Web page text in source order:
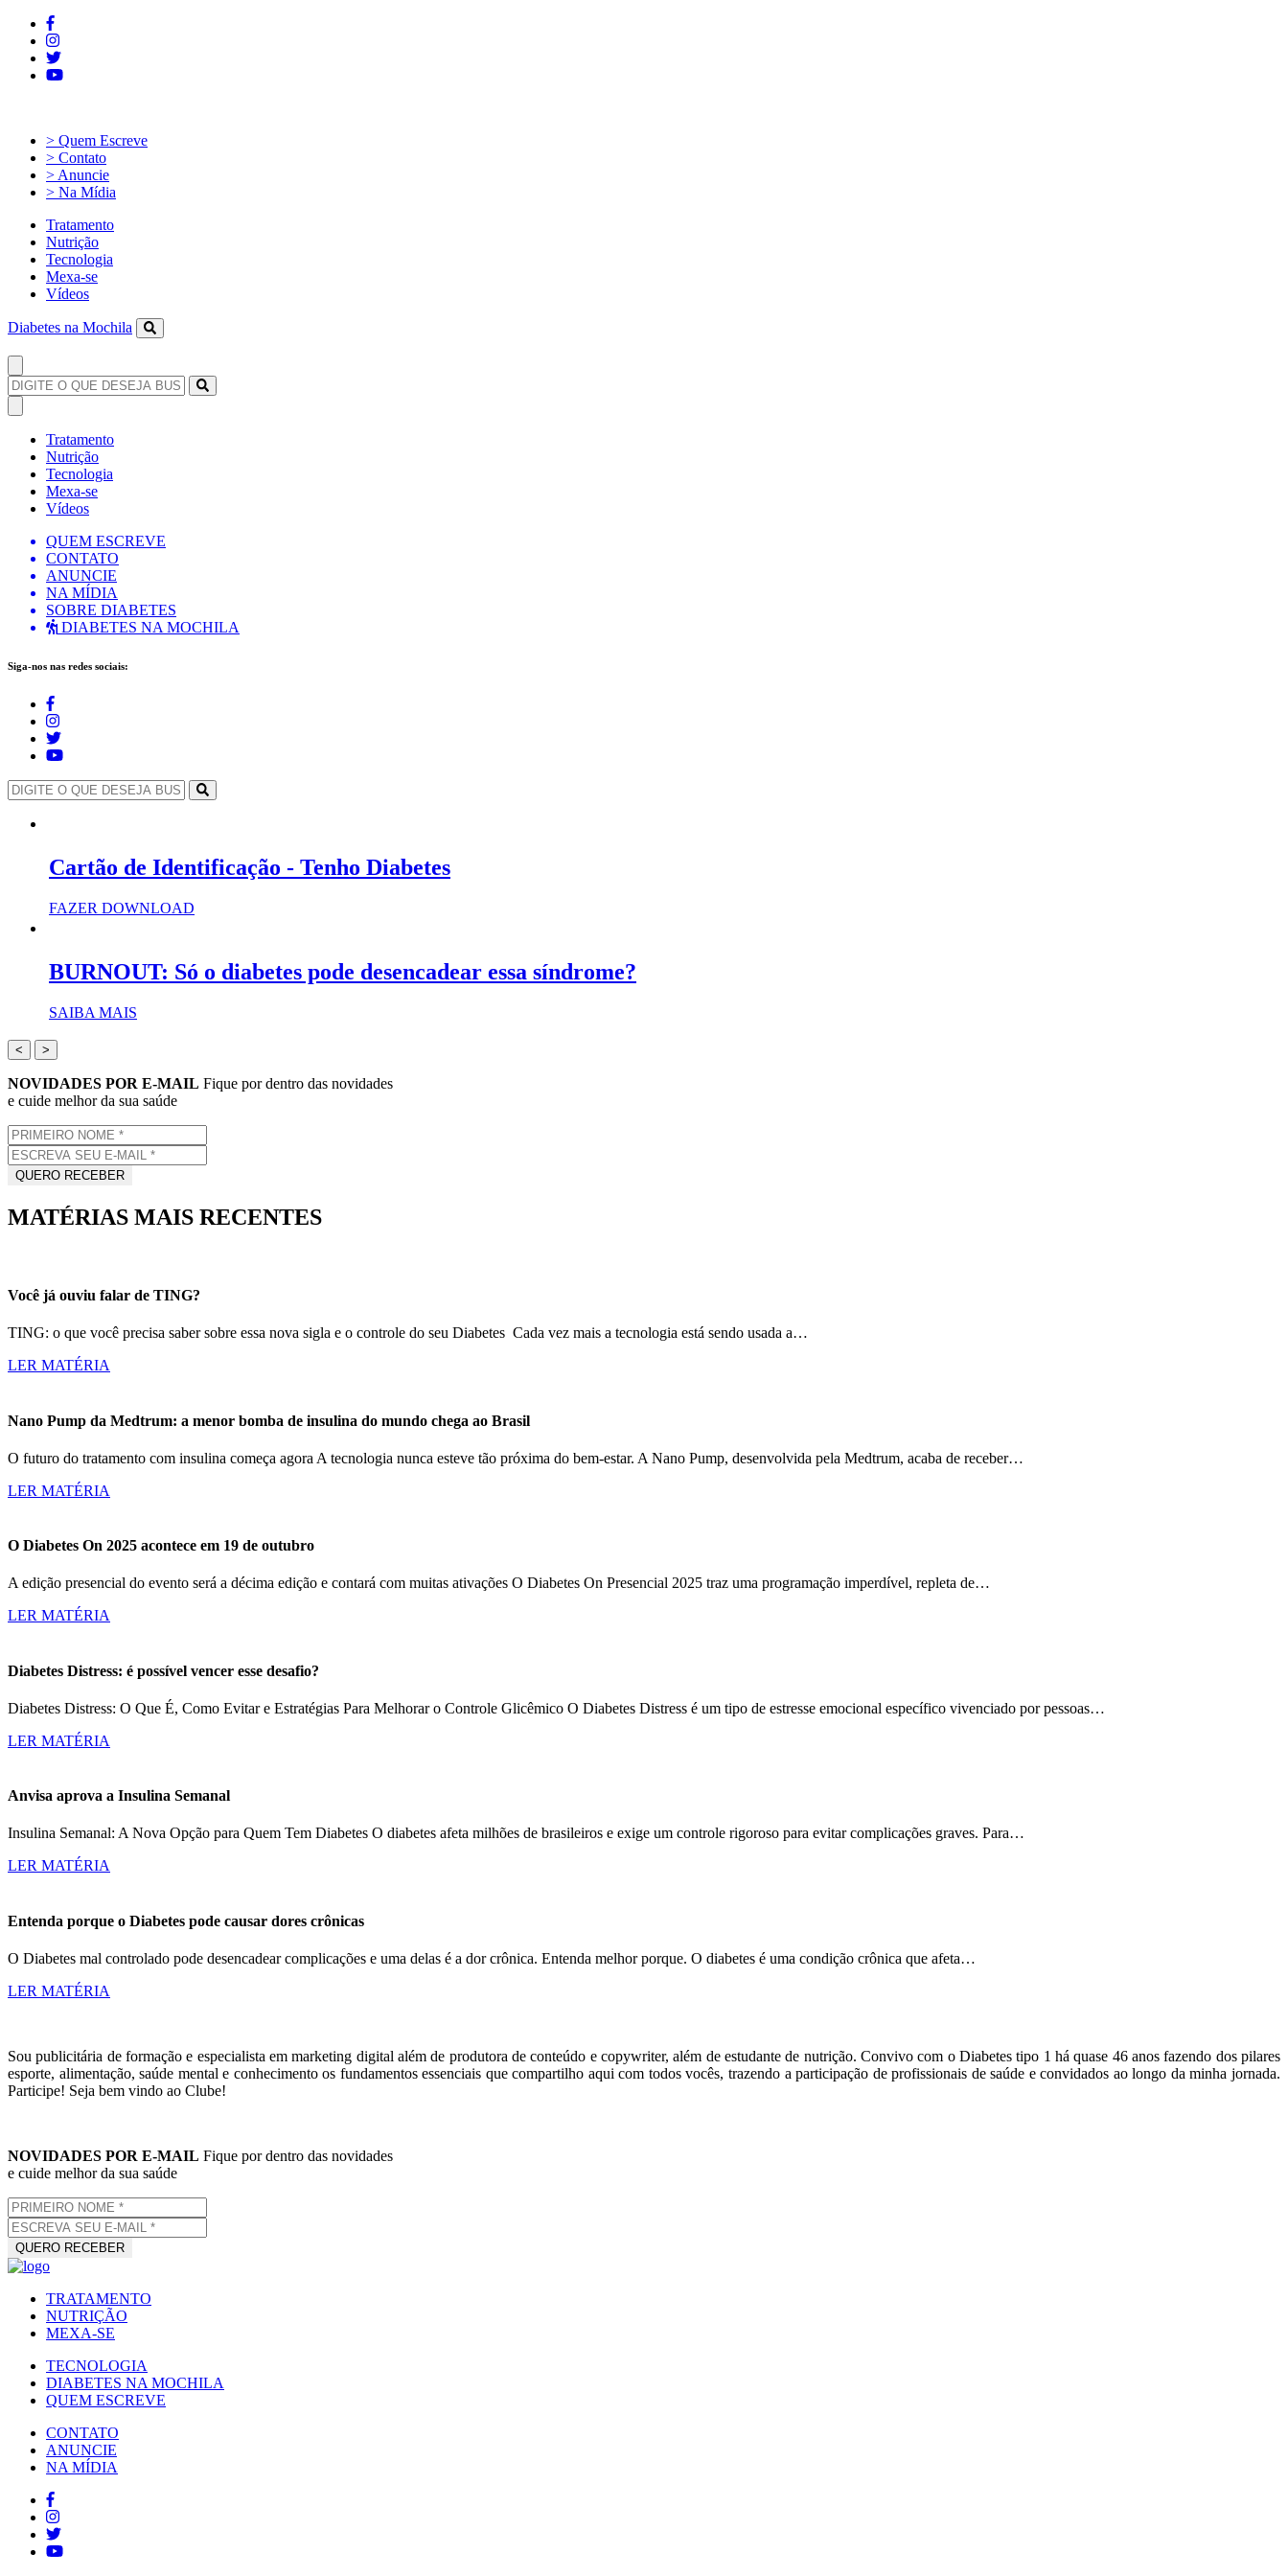
> Quem Escreve
> Contato
> Anuncie
> Na Mídia
Tratamento
Nutrição
Tecnologia
Mexa-se
Vídeos
Diabetes na Mochila
Tratamento
Nutrição
Tecnologia
Mexa-se
Vídeos
QUEM ESCREVE
CONTATO
ANUNCIE
NA MÍDIA
SOBRE DIABETES
DIABETES NA MOCHILA
Siga-nos nas redes sociais:
Cartão de Identificação - Tenho Diabetes
FAZER DOWNLOAD
BURNOUT: Só o diabetes pode desencadear essa síndrome?
SAIBA MAIS
< >
NOVIDADES POR E-MAIL Fique por dentro das novidades
e cuide melhor da sua saúde
MATÉRIAS MAIS RECENTES
Você já ouviu falar de TING?
TING: o que você precisa saber sobre essa nova sigla e o controle do seu Diabetes Cada vez mais a tecnologia está sendo usada a…
LER MATÉRIA
Nano Pump da Medtrum: a menor bomba de insulina do mundo chega ao Brasil
O futuro do tratamento com insulina começa agora A tecnologia nunca esteve tão próxima do bem-estar. A Nano Pump, desenvolvida pela Medtrum, acaba de receber…
LER MATÉRIA
O Diabetes On 2025 acontece em 19 de outubro
A edição presencial do evento será a décima edição e contará com muitas ativações O Diabetes On Presencial 2025 traz uma programação imperdível, repleta de…
LER MATÉRIA
Diabetes Distress: é possível vencer esse desafio?
Diabetes Distress: O Que É, Como Evitar e Estratégias Para Melhorar o Controle Glicêmico O Diabetes Distress é um tipo de estresse emocional específico vivenciado por pessoas…
LER MATÉRIA
Anvisa aprova a Insulina Semanal
Insulina Semanal: A Nova Opção para Quem Tem Diabetes O diabetes afeta milhões de brasileiros e exige um controle rigoroso para evitar complicações graves. Para…
LER MATÉRIA
Entenda porque o Diabetes pode causar dores crônicas
O Diabetes mal controlado pode desencadear complicações e uma delas é a dor crônica. Entenda melhor porque. O diabetes é uma condição crônica que afeta…
LER MATÉRIA
Sou publicitária de formação e especialista em marketing digital além de produtora de conteúdo e copywriter, além de estudante de nutrição. Convivo com o Diabetes tipo 1 há quase 46 anos fazendo dos pilares
esporte, alimentação, saúde mental e conhecimento os fundamentos essenciais que compartilho aqui com todos vocês, trazendo a participação de profissionais de saúde e convidados ao longo da minha jornada.
Participe! Seja bem vindo ao Clube!
NOVIDADES POR E-MAIL Fique por dentro das novidades
e cuide melhor da sua saúde
TRATAMENTO
NUTRIÇÃO
MEXA-SE
TECNOLOGIA
DIABETES NA MOCHILA
QUEM ESCREVE
CONTATO
ANUNCIE
NA MÍDIA